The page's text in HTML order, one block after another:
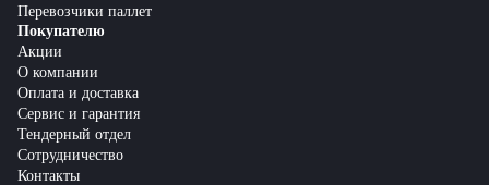
Перевозчики паллет
Покупателю
Акции
О компании
Оплата и доставка
Сервис и гарантия
Тендерный отдел
Сотрудничество
Контакты